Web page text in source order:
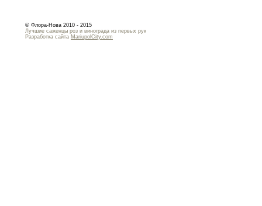
© Флора-Нова 2010 - 2015
Лучшие саженцы роз и винограда из первых рук
Разработка сайта MariupolCity.com